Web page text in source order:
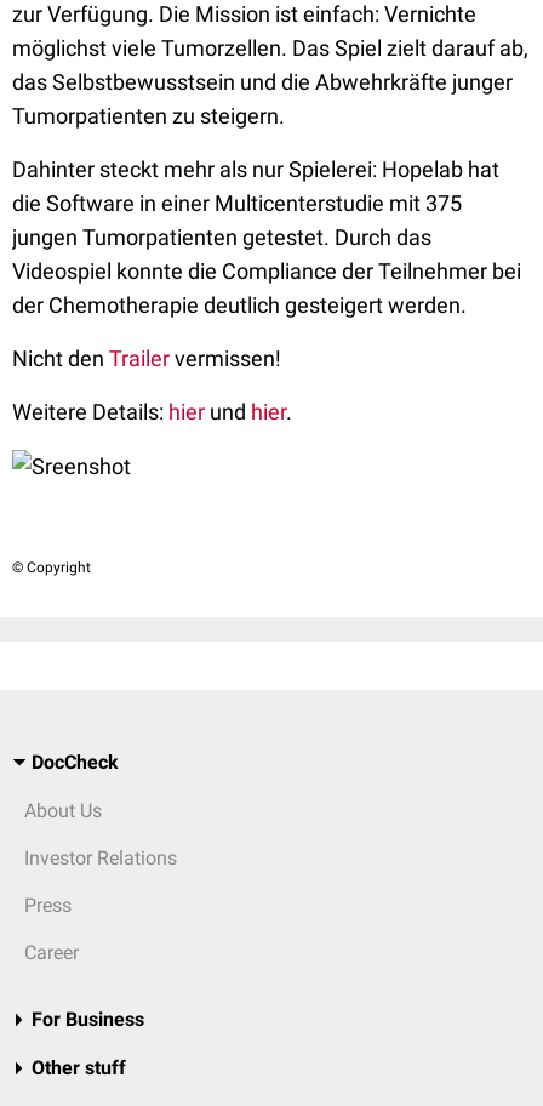
zur Verfügung. Die Mission ist einfach: Vernichte
möglichst viele Tumorzellen. Das Spiel zielt darauf ab,
das Selbstbewusstsein und die Abwehrkräfte junger
Tumorpatienten zu steigern.
Dahinter steckt mehr als nur Spielerei: Hopelab hat
die Software in einer Multicenterstudie mit 375
jungen Tumorpatienten getestet. Durch das
Videospiel konnte die Compliance der Teilnehmer bei
der Chemotherapie deutlich gesteigert werden.
Nicht den Trailervermissen!
Weitere Details: hier und hier.
© Copyright
DocCheck
About Us
Investor Relations
Press
Career
For Business
Other stuff